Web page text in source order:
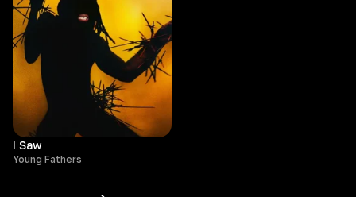
I Saw
Young Fathers